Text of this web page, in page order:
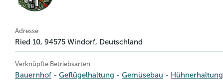
Betriebsinformation
Adresse
Ried 10, 94575 Windorf, Deutschland
Verknüpfte Betriebsarten
Bauernhof Geflügelhaltung Gemüsebau
Hühnerhaltung